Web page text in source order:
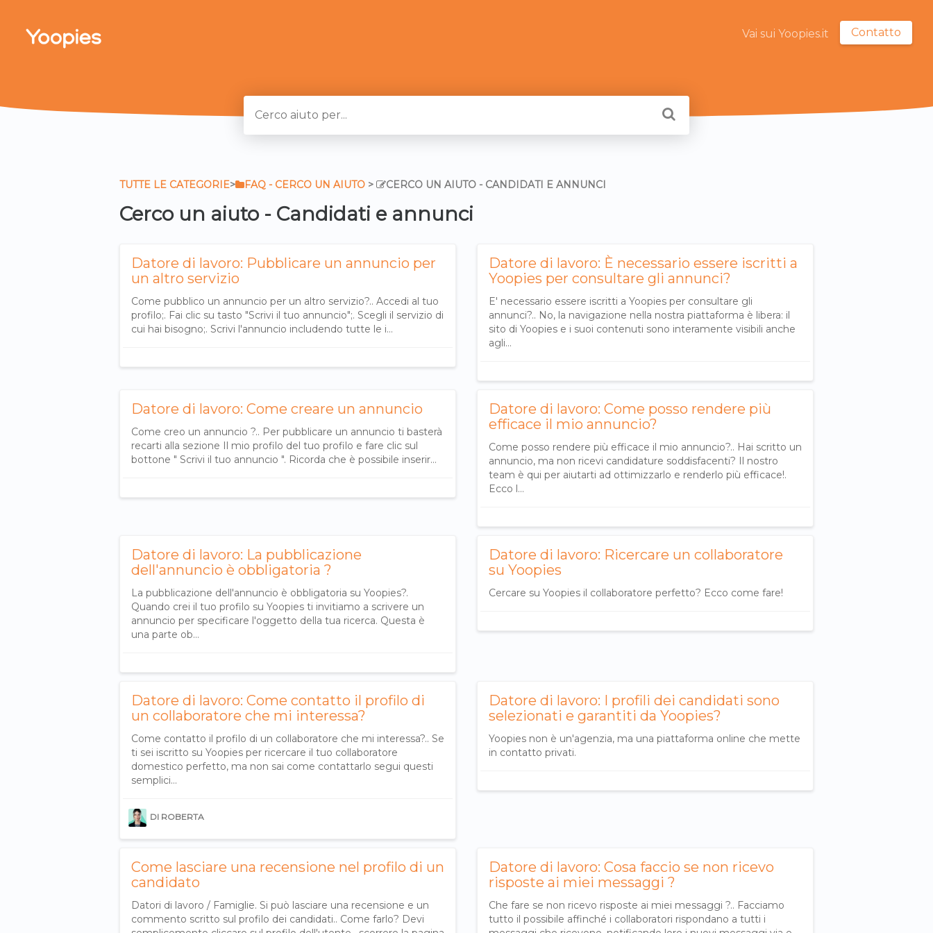
Vai sui Yoopies.it Contatto
TUTTE LE CATEGORIE​>​ ​FAQ - CERCO UN AIUTO ​ > ​ ​CERCO UN AIUTO - CANDIDATI E ANNUNCI
Cerco un aiuto - Candidati e annunci
Datore di lavoro: Pubblicare un annuncio per
un altro servizio
Come pubblico un annuncio per un altro servizio?.. Accedi al tuo
profilo;. Fai clic su tasto "Scrivi il tuo annuncio";. Scegli il servizio di
cui hai bisogno;. Scrivi l'annuncio includendo tutte le i…
Datore di lavoro: È necessario essere iscritti a
Yoopies per consultare gli annunci?
E' necessario essere iscritti a Yoopies per consultare gli
annunci?.. No, la navigazione nella nostra piattaforma è libera: il
sito di Yoopies e i suoi contenuti sono interamente visibili anche
agli…
Datore di lavoro: Come creare un annuncio
Come creo un annuncio ?.. Per pubblicare un annuncio ti basterà
recarti alla sezione Il mio profilo del tuo profilo e fare clic sul
bottone " Scrivi il tuo annuncio ". Ricorda che è possibile inserir…
Datore di lavoro: Come posso rendere più
efficace il mio annuncio?
Come posso rendere più efficace il mio annuncio?.. Hai scritto un
annuncio, ma non ricevi candidature soddisfacenti? Il nostro
team è qui per aiutarti ad ottimizzarlo e renderlo più efficace!.
Ecco l…
Datore di lavoro: La pubblicazione
dell'annuncio è obbligatoria ?
La pubblicazione dell'annuncio è obbligatoria su Yoopies?.
Quando crei il tuo profilo su Yoopies ti invitiamo a scrivere un
annuncio per specificare l'oggetto della tua ricerca. Questa è
una parte ob…
Datore di lavoro: Ricercare un collaboratore
su Yoopies
Cercare su Yoopies il collaboratore perfetto? Ecco come fare!
Datore di lavoro: Come contatto il profilo di
un collaboratore che mi interessa?
Come contatto il profilo di un collaboratore che mi interessa?.. Se
ti sei iscritto su Yoopies per ricercare il tuo collaboratore
domestico perfetto, ma non sai come contattarlo segui questi
semplici…
DI ROBERTA
Datore di lavoro: ​I profili dei candidati sono
selezionati e garantiti da Yoopies?
Yoopies non è un'agenzia, ma una piattaforma online che mette
in contatto privati.
Come lasciare una recensione nel profilo di un
candidato
Datori di lavoro / Famiglie. Si può lasciare una recensione e un
commento scritto sul profilo dei candidati.. Come farlo? Devi
Datore di lavoro: Cosa faccio se non ricevo
risposte ai miei messaggi ?
Che fare se non ricevo risposte ai miei messaggi ?.. Facciamo
tutto il possibile affinché i collaboratori rispondano a tutti i